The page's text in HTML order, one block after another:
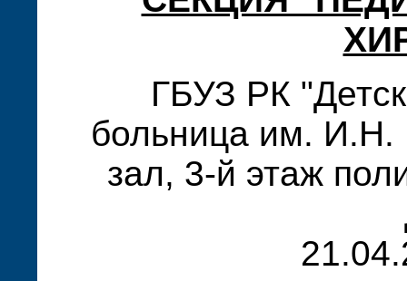
ГБУЗ РК
больница им. И.Н.
зал, 3-й этаж